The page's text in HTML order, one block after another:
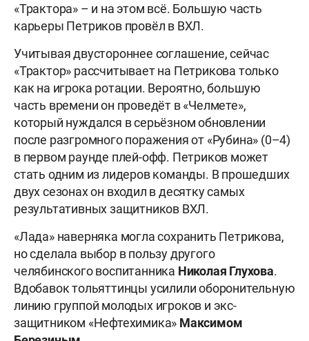
«Трактора» – и на этом всё. Большую часть
карьеры Петриков провёл в ВХЛ.
Учитывая двустороннее соглашение, сейчас
«Трактор» рассчитывает на Петрикова только
как на игрока ротации. Вероятно, большую
часть времени он проведёт в «Челмете»,
который нуждался в серьёзном обновлении
после разгромного поражения от «Рубина» (0–4)
в первом раунде плей-офф. Петриков может
стать одним из лидеров команды. В прошедших
двух сезонах он входил в десятку самых
результативных защитников ВХЛ.
«Лада» наверняка могла сохранить Петрикова,
но сделала выбор в пользу другого
челябинского воспитанника Николая Глухова.
Вдобавок тольяттинцы усилили оборонительную
линию группой молодых игроков и экс-
защитником «Нефтехимика» Максимом